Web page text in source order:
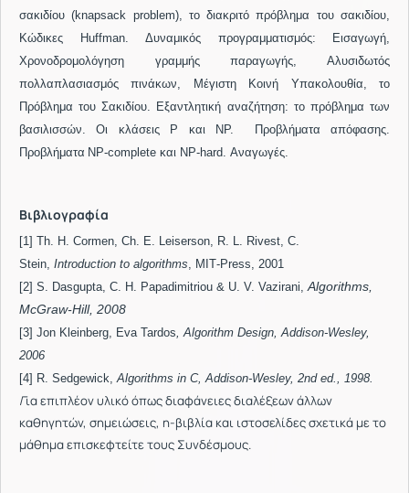
σακιδίου (knapsack problem), το διακριτό πρόβλημα του σακιδίου,
Κώδικες Huffman. Δυναμικός προγραμματισμός: Εισαγωγή,
Χρονοδρομολόγηση γραμμής παραγωγής, Αλυσιδωτός
πολλαπλασιασμός πινάκων, Μέγιστη Κοινή Υπακολουθία, το
Πρόβλημα του Σακιδίου. Εξαντλητική αναζήτηση: το πρόβλημα των
βασιλισσών. Οι κλάσεις P και NP. Προβλήματα απόφασης.
Προβλήματα NP-complete και NP-hard. Αναγωγές.
Βιβλιογραφία
[1] Th. H . Cormen, Ch. E. Leiserson, R. L. Rivest, C.
Stein, Introduction to algorithms, MIT-Press, 2001
[2] S. Dasgupta, C. H. Papadimitriou & U. V. Vazirani,Algorithms,
McGraw-Hill, 2008
[3] Jon Kleinberg, Eva Tardos, Algorithm Design, Addison-Wesley,
2006
[4] R. Sedgewick, Algorithms in C, Addison-Wesley, 2nd ed., 1998.
Για επιπλέον υλικό όπως διαφάνειες διαλέξεων άλλων
καθηγητών, σημειώσεις, η-βιβλία και ιστοσελίδες σχετικά με το
μάθημα επισκεφτείτε τους Συνδέσμους.